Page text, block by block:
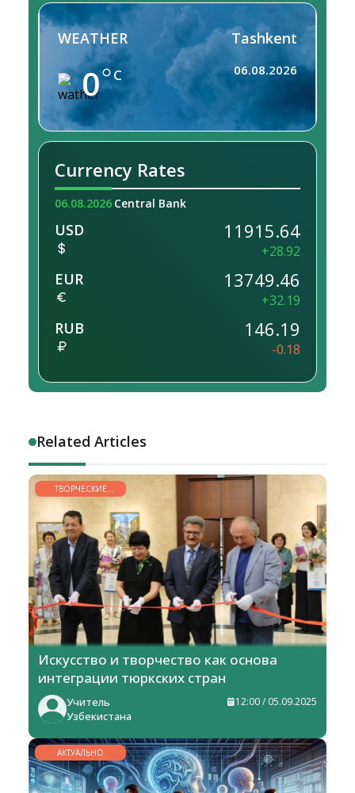
WEATHER
0 C
Tashkent
06.08.2026
Currency Rates
06.08.2026 Central Bank
USD 11915.64
+28.92
EUR 13749.46
+32.19
RUB 146.19
-0.18
Related Articles
ТВОРЧЕСКИЕ
ГОРИЗОНТЫ
Искусство и творчество как основа
интеграции тюркских стран
Учитель
Узбекистана
12:00 / 05.09.2025
АКТУАЛЬНО